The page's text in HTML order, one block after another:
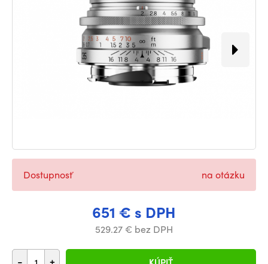
651 € s DPH
529.27 € bez DPH
- +
Dostupnosť na otázku